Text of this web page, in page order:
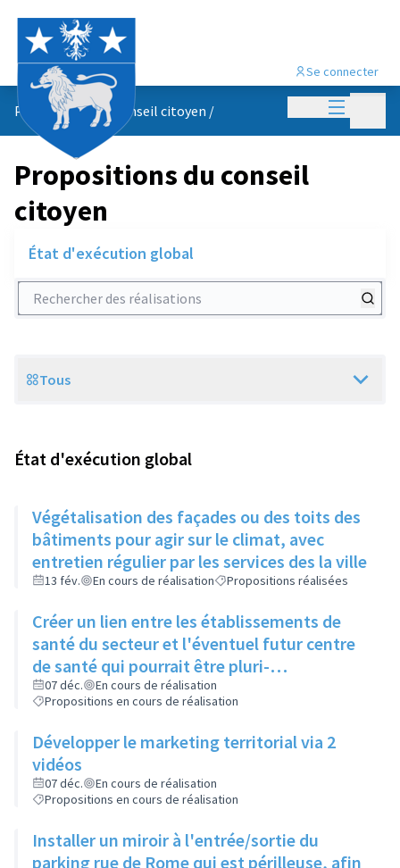
Menu
Se connecter
Propositions du conseil citoyen /
Propositions du conseil
citoyen
État d'exécution global
Rechercher des réalisations
Scope
Tous
État d'exécution global
Végétalisation des façades ou des toits des
bâtiments pour agir sur le climat, avec
entretien régulier par les services des la ville
13 fév. En cours de réalisation Propositions réalisées
Créer un lien entre les établissements de
santé du secteur et l'éventuel futur centre
de santé qui pourrait être pluri-
professionnel
07 déc.
En cours de réalisation
Propositions en cours de réalisation
Développer le marketing territorial via 2
vidéos
07 déc.
En cours de réalisation
Propositions en cours de réalisation
Installer un miroir à l'entrée/sortie du
parking rue de Rome qui est périlleuse, afin